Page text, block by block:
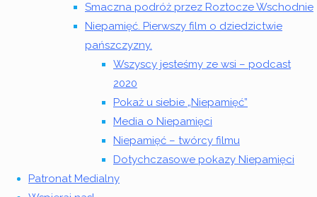
Smaczna podróż przez Roztocze Wschodnie
Niepamięć. Pierwszy film o dziedzictwie
pańszczyzny.
Wszyscy jesteśmy ze wsi – podcast
2020
Pokaż u siebie „Niepamięć”
Media o Niepamięci
Niepamięć – twórcy filmu
Dotychczasowe pokazy Niepamięci
Patronat Medialny
się w
naszym
Stowarzyszeniu
sprawozdanie
z